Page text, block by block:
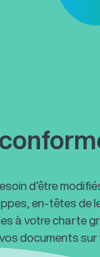
d’être
en-têtes de
à votre charte
documents